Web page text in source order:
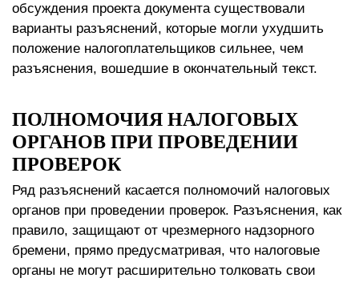
обсуждения проекта документа существовали
варианты разъяснений, которые могли ухудшить
положение налогоплательщиков сильнее, чем
разъяснения, вошедшие в окончательный текст.
ПОЛНОМОЧИЯ НАЛОГОВЫХ
ОРГАНОВ ПРИ ПРОВЕДЕНИИ
ПРОВЕРОК
Ряд разъяснений касается полномочий налоговых
органов при проведении проверок. Разъяснения, как
правило, защищают от чрезмерного надзорного
бремени, прямо предусматривая, что налоговые
органы не могут расширительно толковать свои